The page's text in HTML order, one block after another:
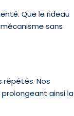
Que le rideau
sans
Nos
ainsi la